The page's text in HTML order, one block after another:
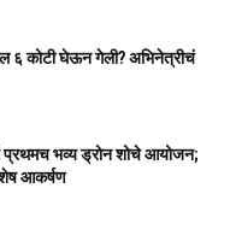
६ कोटी घेऊन गेली? अभिनेत्रीचं
प्रथमच भव्य ड्रोन शोचे आयोजन;
आकर्षण